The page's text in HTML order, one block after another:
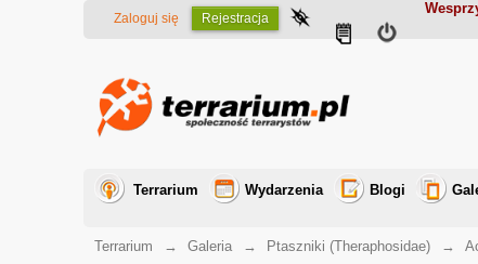
Zaloguj się Rejestracja
Terrarium Wydarzenia Blogi
Terrarium
→ Galeria → Ptaszniki (Theraphosidae) →